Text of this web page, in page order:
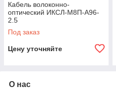
Кабель волоконно-
оптический ИКСЛ-М8П-А96-
2.5
Под заказ
Цену уточняйте
О нас